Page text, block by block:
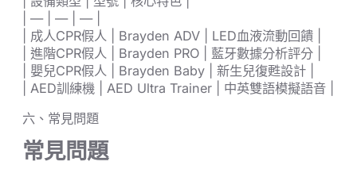
| — | — | — |
| 成人CPR假人 | Brayden ADV | LED血液流動回饋 |
| 進階CPR假人 | Brayden PRO | 藍牙數據分析評分 |
| 嬰兒CPR假人 | Brayden Baby | 新生兒復甦設計 |
| AED訓練機 | AED Ultra Trainer | 中英雙語模擬語音 |
六、常見問題
常見問題